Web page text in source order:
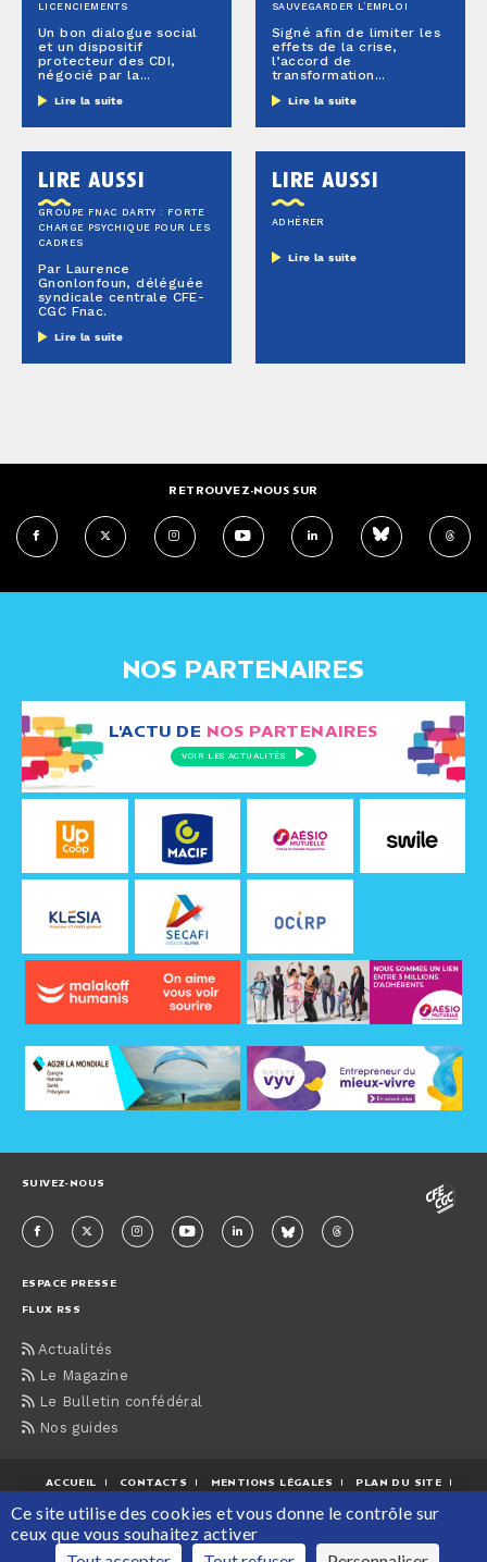
LICENCIEMENTS
Un bon dialogue social
et un dispositif
protecteur des CDI,
négocié par la...
Lire la suite
SAUVEGARDER L’EMPLOI
Signé afin de limiter les
effets de la crise,
l’accord de
transformation...
Lire la suite
lire aussi
GROUPE FNAC DARTY : FORTE
CHARGE PSYCHIQUE POUR LES
CADRES
Par Laurence
Gnonlonfoun, déléguée
syndicale centrale CFE-
CGC Fnac.
Lire la suite
lire aussi
ADHÉRER
Lire la suite
RETROUVEZ-NOUS SUR
NOS PARTENAIRES
L'ACTU DE NOS PARTENAIRES
VOIR LES ACTUALITÉS
SUIVEZ-NOUS
ESPACE PRESSE
FLUX RSS
Actualités
Le Magazine
Le Bulletin confédéral
Nos guides
ACCUEIL CONTACTS MENTIONS LÉGALES PLAN DU SITE
PROTECTION DES DONNÉES PERSONNELLES
Maison de la CFE-CGC, 63 rue du Rocher, 75008 Paris Tél : 01 55 30 12 12
Ce site utilise des cookies et vous donne le contrôle sur
ceux que vous souhaitez activer